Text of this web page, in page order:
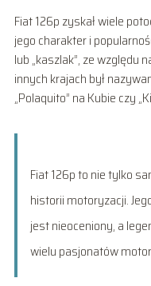
Fiat 126p zyskał wiele
jego charakter i
lub „kaszlak”, ze względu
innych krajach był
„Polaquito” na Kubie czy
Fiat 126p to nie tylko
historii motoryzacji.
jest nieoceniony, a
wielu pasjonatów